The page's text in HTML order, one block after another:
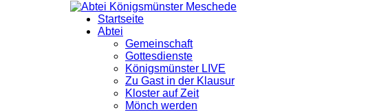
Startseite
Abtei
Gemeinschaft
Gottesdienste
Königsmünster LIVE
Zu Gast in der Klausur
Kloster auf Zeit
Mönch werden